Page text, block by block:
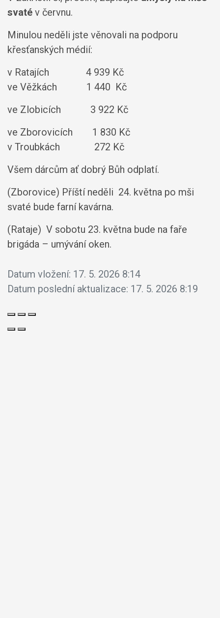
svaté v červnu.
Minulou neděli jste věnovali na podporu
křesťanských médií:
v Ratajích 4 939 Kč
ve Věžkách 1 440 Kč
ve Zlobicích 3 922 Kč
ve Zborovicích 1 830 Kč
v Troubkách 272 Kč
Všem dárcům ať dobrý Bůh odplatí.
(Zborovice) Příští neděli 24. května po mši
svaté bude farní kavárna.
(Rataje) V sobotu 23. května bude na faře
brigáda – umývání oken.
Datum vložení: 17. 5. 2026 8:14
Datum poslední aktualizace: 17. 5. 2026 8:19